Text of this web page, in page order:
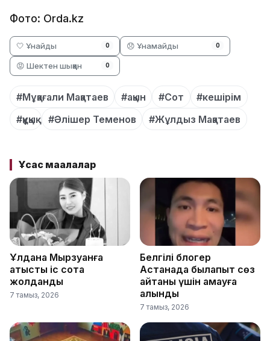
Фото: Orda.kz
🤍 Ұнайды 0 😞 Ұнамайды 0
😡 Шектен шыққан 0
#Мұқағали Мақатаев #ақын #Сот
#кешірім
#құқық
#Әлішер Теменов #Жұлдыз Мақатаев
Ұқсас мақалалар
Ұлдана Мырзуанға
қатысты іс сотқа
жолданды
7 тамыз, 2026
Белгілі блогер
Астанада былапыт сөз
айтқаны үшін қамауға
алынды
7 тамыз, 2026